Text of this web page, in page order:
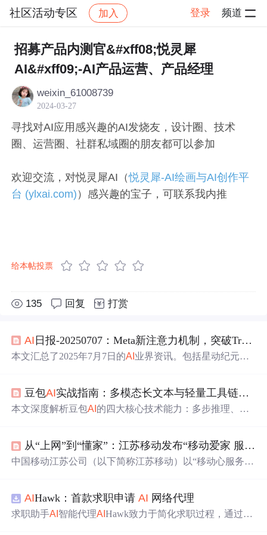
社区活动专区 加入 登录 频道
社区 社区活动专区 帖子详情
招募产品内测官&#xff08;悦灵犀
AI&#xff09;-AI产品运营、产品经理
weixin_61008739
2024-03-27
寻找对AI应用感兴趣的AI发烧友，设计圈、技术
圈、运营圈、社群私域圈的朋友都可以参加
欢迎交流，对悦灵犀AI（悦灵犀-AI绘画与AI创作平
台 (ylxai.com) ）感兴趣的宝子，可联系我内推
给本帖投票
135 回复 打赏
AI 日报-20250707：Meta新注意力机制，突破Transformer性能；Open
本文汇总了2025年7月7日的AI 业界资讯。包括星动纪元获
GPT - 5将融合推理与多模态等，涵盖模型发布、融资、技
术应用等多方面内容。
豆包AI实战指南：多模态长文本与轻量工具链深度解析
本文深度解析豆包AI 的四大核心技术能力：多步推理、长
架）。重点介绍其底层技术栈——云雀大模型（中文长尾
场景优化）、千寻多模态引擎（端到端图文理解）和灵犀
面向普通职场人提供开箱即用的生产力解决方案。
从“上网”到“懂家”：江苏移动发布“移动爱家 服务到家”，让家更有
中国移动江苏公司（以下简称江苏移动）以“移动心服务，
“全场景智慧生活服务”，为家庭数字生活提供更智能的
品、更专业的交付、更用心的服务。升级后的服务内容包
AIHawk：首款求职申请AI 网络代理
求职助手AI 智能代理AIHawk致力于简化求职过程，通过自